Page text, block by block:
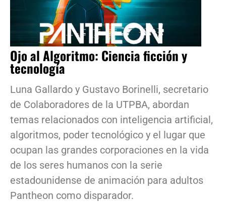
Ojo al Algoritmo: Ciencia ficción y
tecnología
Luna Gallardo y Gustavo Borinelli, secretario
de Colaboradores de la UTPBA, abordan
temas relacionados con inteligencia artificial,
algoritmos, poder tecnológico y el lugar que
ocupan las grandes corporaciones en la vida
de los seres humanos con la serie
estadounidense de animación para adultos
Pantheon como disparador.